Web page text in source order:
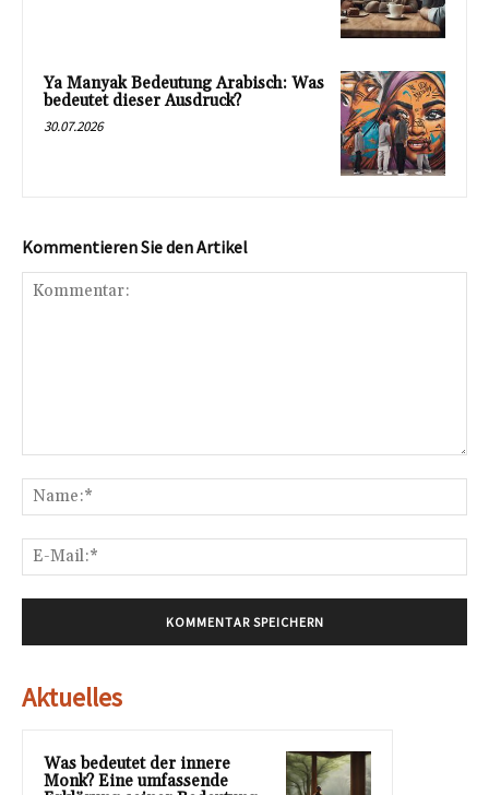
Ya Manyak Bedeutung Arabisch: Was
bedeutet dieser Ausdruck?
30.07.2026
Kommentieren Sie den Artikel
Aktuelles
Was bedeutet der innere
Monk? Eine umfassende